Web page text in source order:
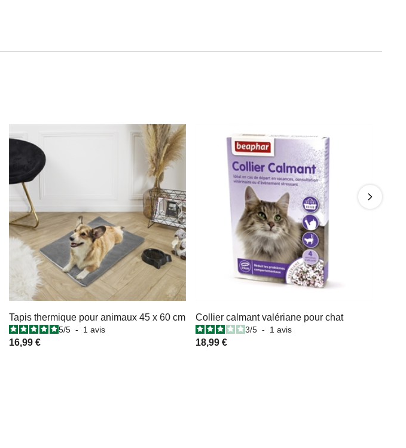
Tapis thermique pour animaux 45 x 60 cm
5/5 - 1 avis
16,99 €
Collier calmant valériane pour chat
3/5 - 1 avis
18,99 €